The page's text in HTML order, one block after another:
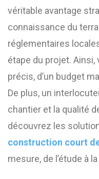
véritable avantage
connaissance du
réglementaires
étape du projet.
précis, d’un budget
De plus, un
chantier et la qualité
découvrez les
construction court
mesure, de l’étude à